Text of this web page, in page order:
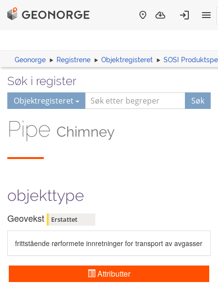
Geonorge Registrene Objektregisteret SOSI
Søk i register
Objektregisteret Søk
Pipe Chimney
objekttype
Geovekst Erstattet
frittstående rørformete innretninger for transport av avgasser
Attributter